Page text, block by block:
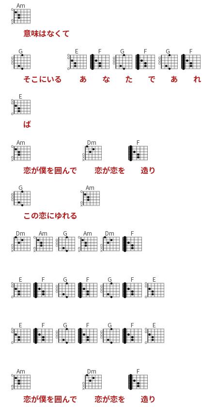
Am
意味はなく て
G
そこ にいる
E
あ
F
な
G
た
F
で
G
あ
F
れ
E
ば
Am
恋が僕を囲んで
Dm
恋が恋を
F
造り
G
この恋にゆれる
Am
Dm Am G Am Dm F
E F G F G F E
E F G F G F E
Am
恋が僕を囲んで
Dm
恋が恋を
F
造り